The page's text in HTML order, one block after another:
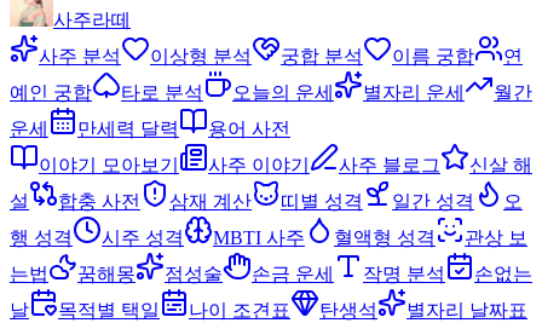
사주라떼
사주 분석
이상형 분석 궁합 분석 이름 궁합
연
예인 궁합
타로 분석 오늘의 운세 별자리 운세
월간
운세
만세력 달력
용어 사전
이야기 모아보기
사주 이야기 사주 블로그
신살 해
설
합충 사전 삼재 계산 띠별 성격 일간 성격
오
행 성격
시주 성격 MBTI 사주 혈액형 성격
관상 보
는법
꿈해몽 점성술 손금 운세 작명 분석
손없는
날
목적별 택일 나이 조견표 탄생석
별자리 날짜표